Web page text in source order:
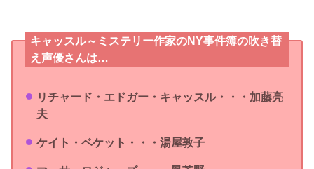
キャッスル～ミステリー作家のNY事件簿の吹き替
え声優さんは…
リチャード・エドガー・キャッスル・・・加藤亮
夫
ケイト・ベケット・・・湯屋敦子